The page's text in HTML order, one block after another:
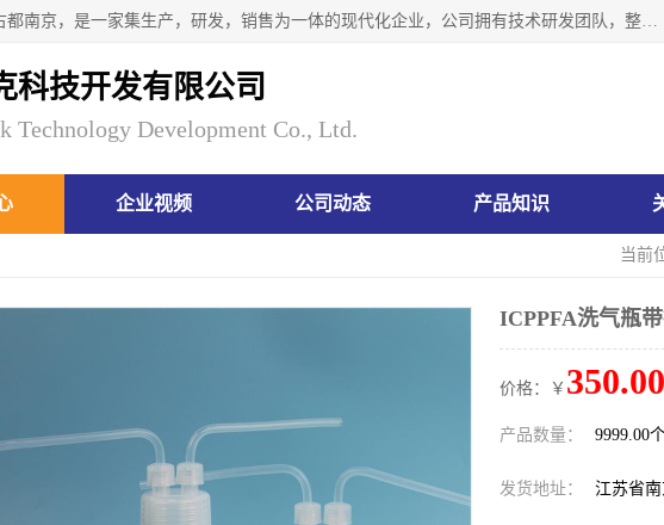
南京瑞尼克科技开发有限公司位于六朝古都南京，是一家集生产，研发，销售为一体的现代化企业，公司拥有技术研发团队，整洁明亮的厂房及的技术仪器设备，技术力量雄厚。公司长久以来一直坚持以生产研发国内完mei的痕量分析器皿为目标，客户满意的实验需求是我们永远的追求。长久以来与客户建立了良好的合作关系，在同行业中建立了自己的信誉与品牌。公司将一如既往的奋进不息，为客户带来为舒心的服务！
科技开发有限公司
Technology Development Co., Ltd.
企业视频 公司动态 产品知识
当前
ICPPFA洗气瓶
价格：￥ 350.00
产品数量： 9999.00
发货地址： 江苏省